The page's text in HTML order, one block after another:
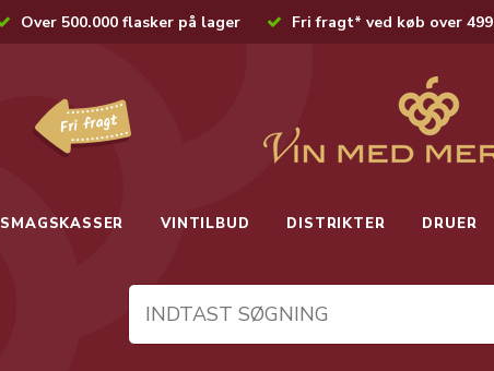
Over 500.000 flasker på lager Fri fragt* ved køb over
SMAGSKASSER VINTILBUD DISTRIKTER DRUER